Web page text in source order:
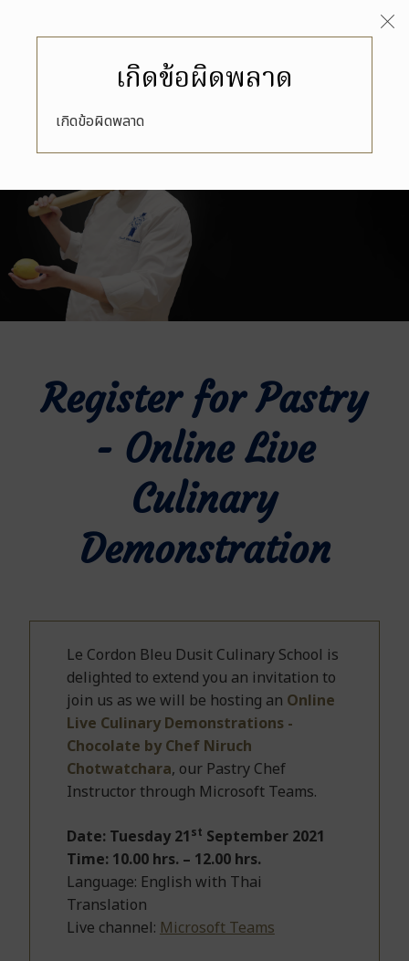
Register for Pastry
- Online Live
Culinary
Demonstration
Le Cordon Bleu Dusit Culinary School is
delighted to extend you an invitation to
join us as we will be hosting an Online
Live Culinary Demonstrations -
Chocolate by Chef Niruch
Chotwatchara, our Pastry Chef
Instructor through Microsoft Teams.
Date: Tuesday 21st September 2021
Time: 10.00 hrs. – 12.00 hrs.
Language: English with Thai
Translation
Live channel: Microsoft Teams
เกิดข้อผิดพลาด
เกิดข้อผิดพลาด